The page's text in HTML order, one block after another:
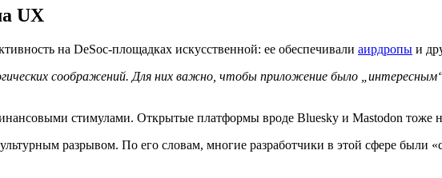
UX
на DeSoc-площадках искусственной: ее обеспечивали аирдропы и
соображений. Для них важно, чтобы приложение было
стимулами. Открытые платформы вроде Bluesky и Mastodon тоже
разрывом. По его словам, многие разработчики в этой сфере были